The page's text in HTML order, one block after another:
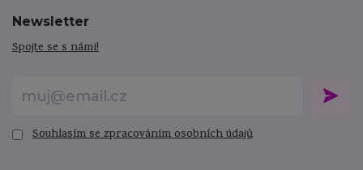
Newsletter
Spojte se s námi!
Souhlasím se zpracováním osobních údajů